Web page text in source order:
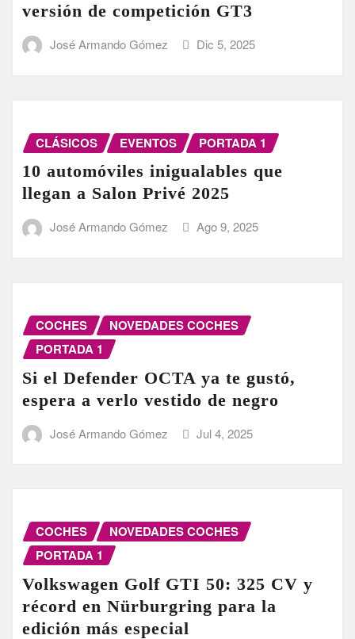
versión de competición GT3
José Armando Gómez Dic 5, 2025
CLÁSICOS EVENTOS PORTADA 1
10 automóviles inigualables que
llegan a Salon Privé 2025
José Armando Gómez Ago 9, 2025
COCHES
NOVEDADES COCHES
PORTADA 1
Si el Defender OCTA ya te gustó,
espera a verlo vestido de negro
José Armando Gómez Jul 4, 2025
COCHES
NOVEDADES COCHES
PORTADA 1
Volkswagen Golf GTI 50: 325 CV y
récord en Nürburgring para la
edición más especial